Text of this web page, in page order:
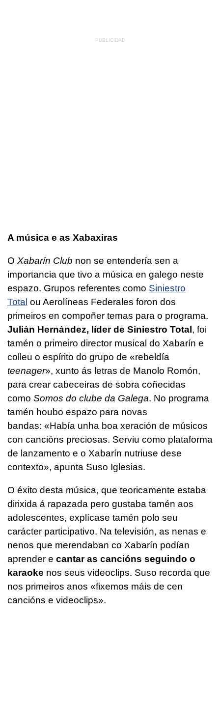
A música e as Xabaxiras
O Xabarín Club non se entendería sen a
importancia que tivo a música en galego neste
espazo. Grupos referentes como Siniestro
Total ou Aerolíneas Federales foron dos
primeiros en compoñer temas para o programa.
Julián Hernández, líder de Siniestro Total, foi
tamén o primeiro director musical do Xabarín e
colleu o espírito do grupo de «rebeldía
teenager», xunto ás letras de Manolo Romón,
para crear cabeceiras de sobra coñecidas
como Somos do clube da Galega. No programa
tamén houbo espazo para novas
bandas: «Había unha boa xeración de músicos
con cancións preciosas. Serviu como plataforma
de lanzamento e o Xabarín nutriuse dese
contexto», apunta Suso Iglesias.
O éxito desta música, que teoricamente estaba
dirixida á rapazada pero gustaba tamén aos
adolescentes, explícase tamén polo seu
carácter participativo. Na televisión, as nenas e
nenos que merendaban co Xabarín podían
aprender e cantar as cancións seguindo o
karaoke nos seus videoclips. Suso recorda que
nos primeiros anos «fixemos máis de cen
cancións e videoclips».